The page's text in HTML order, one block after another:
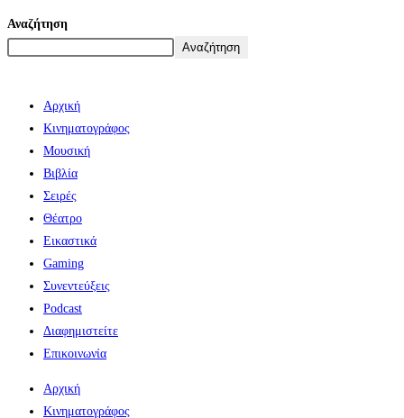
Αναζήτηση
Αναζήτηση
Αρχική
Κινηματογράφος
Μουσική
Βιβλία
Σειρές
Θέατρο
Εικαστικά
Gaming
Συνεντεύξεις
Podcast
Διαφημιστείτε
Επικοινωνία
Αρχική
Κινηματογράφος